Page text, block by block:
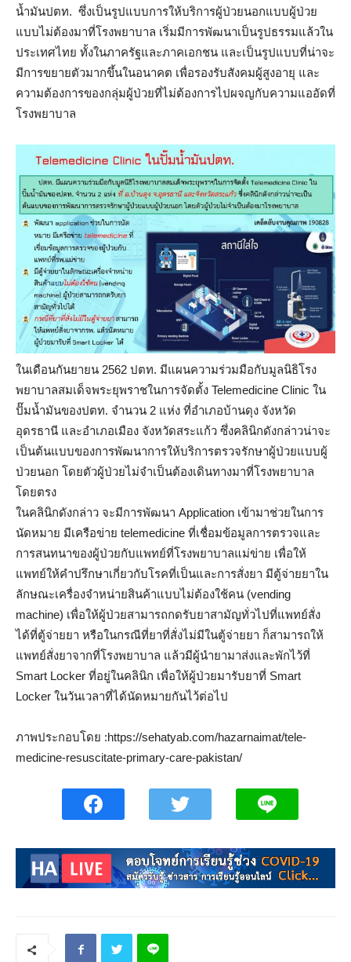
น้ำมันปตท. ซึ่งเป็นรูปแบบการให้บริการผู้ป่วยนอกแบบผู้ป่วย
แบบไม่ต้องมาที่โรงพยาบาล เริ่มมีการพัฒนาเป็นรูปธรรมแล้วใน
ประเทศไทย ทั้งในภาครัฐและภาคเอกชน และเป็นรูปแบบที่น่าจะ
มีการขยายตัวมากขึ้นในอนาคต เพื่อรองรับสังคมผู้สูงอายุ และ
ความต้องการของกลุ่มผู้ป่วยที่ไม่ต้องการไปผจญกับความแออัดที่
โรงพยาบาล
ในเดือนกันยายน 2562 ปตท. มีแผนความร่วมมือกับมูลนิธิโรง
พยาบาลสมเด็จพระยุพราชในการจัดตั้ง Telemedicine Clinic ใน
ปั๊มน้ำมันของปตท. จำนวน 2 แห่ง ที่อำเภอบ้านดุง จังหวัด
อุดรธานี และอำเภอเมือง จังหวัดสระแก้ว ซึ่งคลินิกดังกล่าวน่าจะ
เป็นต้นแบบของการพัฒนาการให้บริการตรวจรักษาผู้ป่วยแบบผู้
ป่วยนอก โดยตัวผู้ป่วยไม่จำเป็นต้องเดินทางมาที่โรงพยาบาล
โดยตรง
ในคลินิกดังกล่าว จะมีการพัฒนา Application เข้ามาช่วยในการ
นัดหมาย มีเครือข่าย telemedicine ที่เชื่อมข้อมูลการตรวจและ
การสนทนาของผู้ป่วยกับแพทย์ที่โรงพยาบาลแม่ข่าย เพื่อให้
แพทย์ให้คำปรึกษาเกี่ยวกับโรคที่เป็นและการสั่งยา มีตู้จ่ายยาใน
ลักษณะเครื่องจำหน่ายสินค้าแบบไม่ต้องใช้คน (vending
machine) เพื่อให้ผู้ป่วยสามารถกดรับยาสามัญทั่วไปที่แพทย์สั่ง
ได้ที่ตู้จ่ายยา หรือในกรณีที่ยาที่สั่งไม่มีในตู้จ่ายยา ก็สามารถให้
แพทย์สั่งยาจากที่โรงพยาบาล แล้วมีผู้นำยามาส่งและพักไว้ที่
Smart Locker ที่อยู่ในคลินิก เพื่อให้ผู้ป่วยมารับยาที่ Smart
Locker ในวันเวลาที่ได้นัดหมายกันไว้ต่อไป
ภาพประกอบโดย :https://sehatyab.com/hazarnaimat/tele-
medicine-resuscitate-primary-care-pakistan/